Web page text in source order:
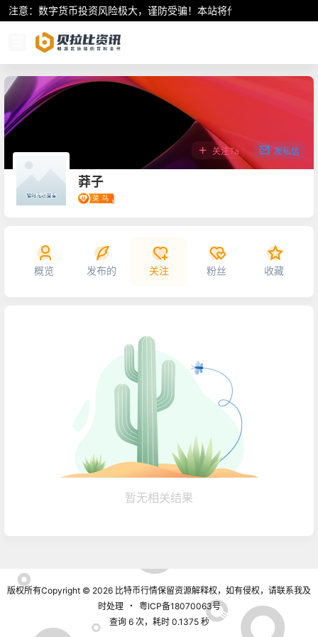
注意：数字货币投资风险极大，谨防受骗！本站将作为行业资讯共享
莽子
关注Ta 发私信
概览 发布的 关注 粉丝 收藏
暂无相关结果
版权所有Copyright © 2026 比特币行情保留资源解释权，如有侵权，请联系我及
时处理
・ 粤ICP备18070063号
查询 6 次，耗时 0.1375 秒